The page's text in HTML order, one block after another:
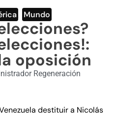
SECTION
Mundo
oposición
Regeneración